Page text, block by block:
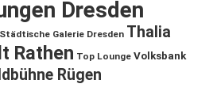
Dresden
Städtische Galerie Dresden Thalia
Rathen Top Lounge Volksbank
Rügen